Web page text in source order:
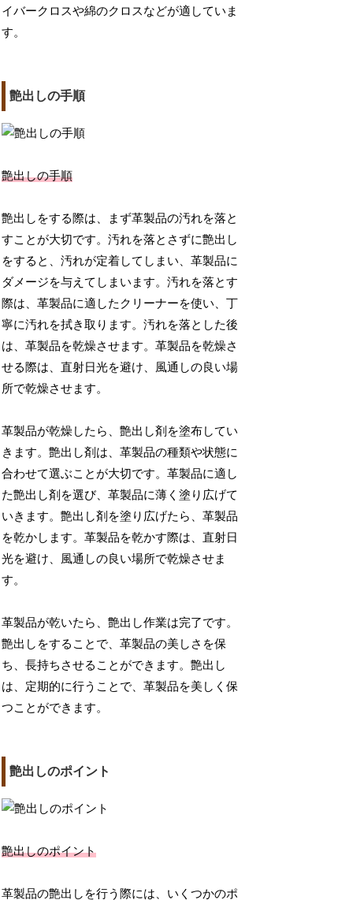
イバークロスや綿のクロスなどが適していま
す。
艶出しの手順
艶出しの手順
艶出しをする際は、まず革製品の汚れを落と
すことが大切です。汚れを落とさずに艶出し
をすると、汚れが定着してしまい、革製品に
ダメージを与えてしまいます。汚れを落とす
際は、革製品に適したクリーナーを使い、丁
寧に汚れを拭き取ります。汚れを落とした後
は、革製品を乾燥させます。革製品を乾燥さ
せる際は、直射日光を避け、風通しの良い場
所で乾燥させます。
革製品が乾燥したら、艶出し剤を塗布してい
きます。艶出し剤は、革製品の種類や状態に
合わせて選ぶことが大切です。革製品に適し
た艶出し剤を選び、革製品に薄く塗り広げて
いきます。艶出し剤を塗り広げたら、革製品
を乾かします。革製品を乾かす際は、直射日
光を避け、風通しの良い場所で乾燥させま
す。
革製品が乾いたら、艶出し作業は完了です。
艶出しをすることで、革製品の美しさを保
ち、長持ちさせることができます。艶出し
は、定期的に行うことで、革製品を美しく保
つことができます。
艶出しのポイント
艶出しのポイント
革製品の艶出しを行う際には、いくつかのポ